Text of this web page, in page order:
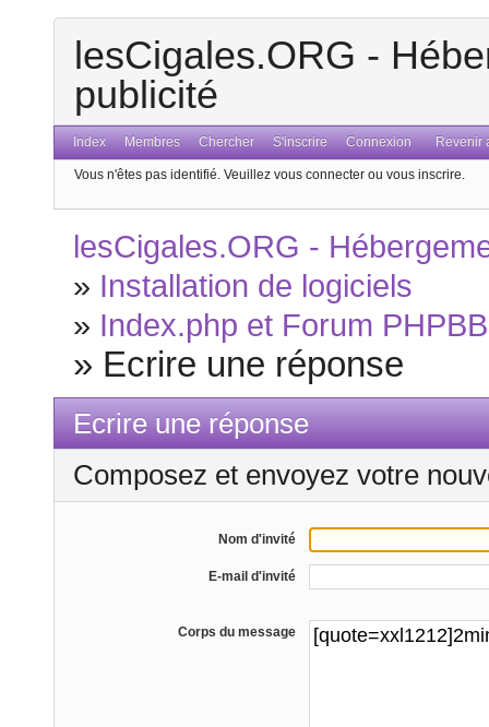
lesCigales.ORG -
publicité
Index Membres Chercher S'inscrire Connexion Revenir
Vous n'êtes pas identifié. Veuillez vous connecter ou vous inscrire.
lesCigales.ORG -
» Installation de logiciels
» Index.php et Forum
» Ecrire une réponse
Ecrire une réponse
Composez et envoyez votre
Nom d'invité
E-mail d'invité
Corps du message